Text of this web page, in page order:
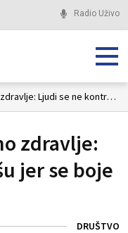
Radio Uživo
Mladi i reproduktivno zdravlje: Ljudi se ne kontrolišu jer se boje stigme
zdravlje:
jer se boje
DRUŠTVO